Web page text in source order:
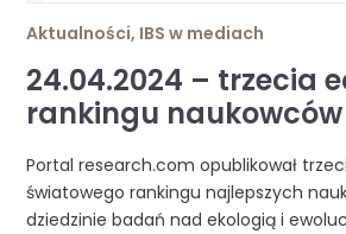
Aktualności, IBS w mediach
24.04.2024 – trzecia
rankingu naukowców
Portal research.com opublikował
światowego rankingu najlepszych
dziedzinie badań nad ekologią i